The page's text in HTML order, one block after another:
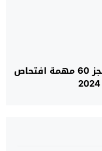
المفتشية العامة لوزارة الداخلية تنجز 60 مهمة افتحاص